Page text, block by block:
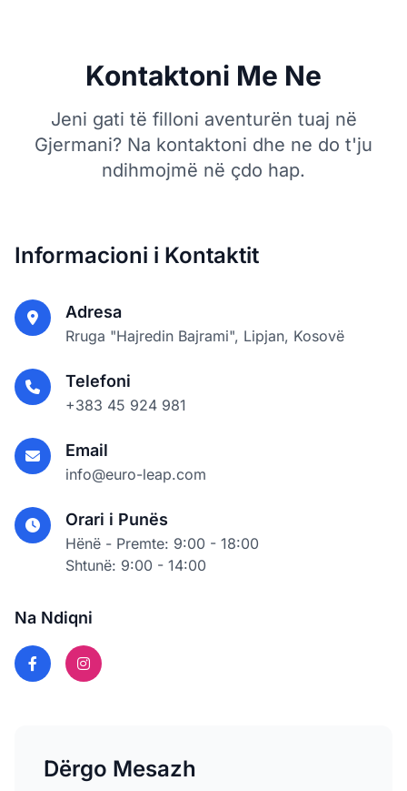
Kontaktoni Me Ne
Jeni gati të filloni aventurën tuaj në
Gjermani? Na kontaktoni dhe ne do t'ju
ndihmojmë në çdo hap.
Informacioni i Kontaktit
Adresa
Rruga "Hajredin Bajrami", Lipjan, Kosovë
Telefoni
+383 45 924 981
Email
info@euro-leap.com
Orari i Punës
Hënë - Premte: 9:00 - 18:00
Shtunë: 9:00 - 14:00
Na Ndiqni
Dërgo Mesazh